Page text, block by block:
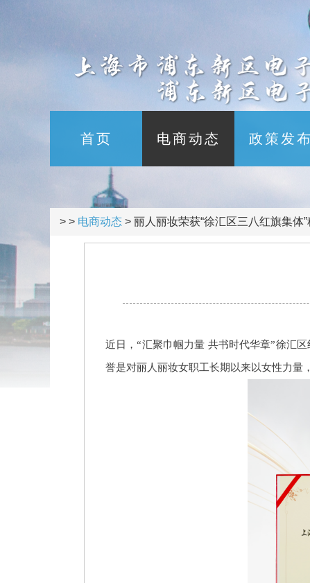
首页 电商动态 政策发布
> > 电商动态 > 丽人丽妆荣获“徐汇区三八红旗集体
近日，“汇聚巾帼力量 共书时代华章”徐汇
誉是对丽人丽妆女职工长期以来以女性力量